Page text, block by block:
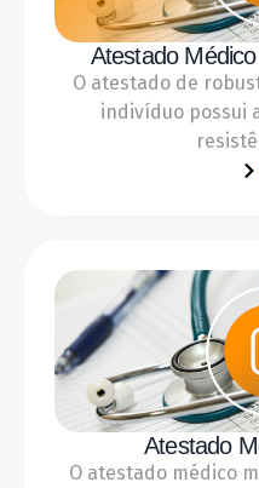
Atestado
O atestado de
indivíduo possui
Atestado
O atestado médico